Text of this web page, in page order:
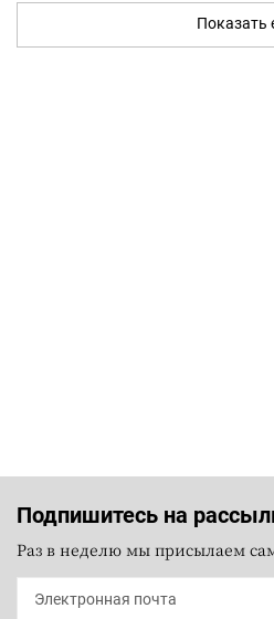
Показать
Подпишитесь на
Раз в неделю мы присылаем